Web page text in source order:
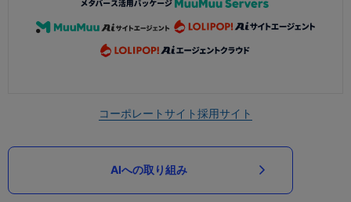
コーポレートサイト採用サイト
AIへの取り組み